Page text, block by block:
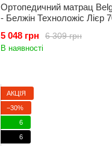
Ортопедичний матрац
- Белжін Техноложіс Лієр
6 309 грн
5 048 грн
В наявності
АКЦІЯ
−30%
6
6